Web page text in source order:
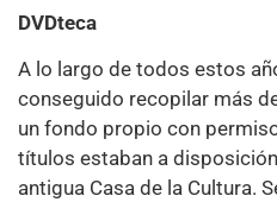
DVDteca
A lo largo de todos estos
conseguido recopilar más
un fondo propio con
títulos estaban a
antigua Casa de la Cultura.